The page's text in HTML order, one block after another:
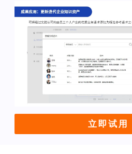
立即试用